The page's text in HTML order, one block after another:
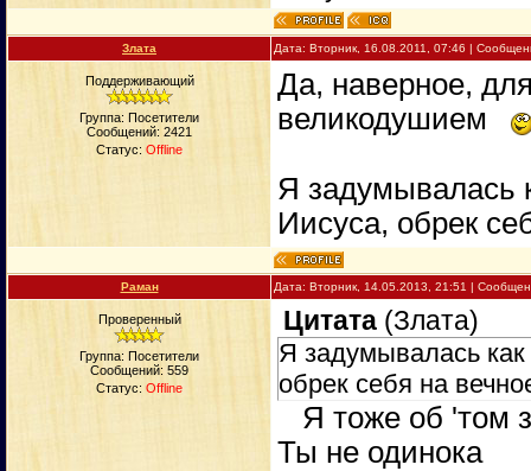
Злата Дата: Вторник, 16.08.2011, 07:46 |
Поддерживающий
Группа: Посетители
Сообщений: 2421
Статус: Offline
Да, наверное,
великодушием
Я задумывалась
Иисуса, обрек
Раман Дата: Вторник, 14.05.2013, 21:51 |
Проверенный
Группа: Посетители
Сообщений: 559
Статус: Offline
Цитата (Злата)
Я задумывалась
обрек себя на
Я тоже об 'том
Ты не одинока